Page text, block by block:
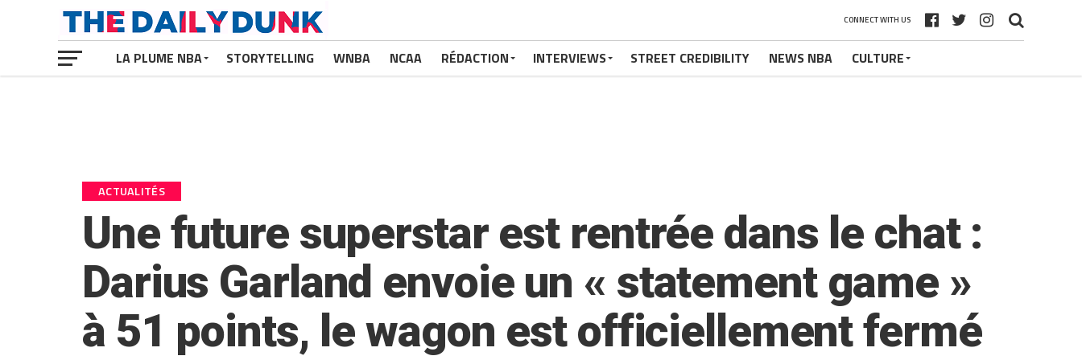
CONNECT WITH US
LA PLUME NBA STORYTELLING WNBA NCAA RÉDACTION INTERVIEWS STREET CREDIBILITY NEWS NBA CULTURE
ACTUALITÉS
Une future superstar est rentrée dans le chat :
Darius Garland envoie un « statement game »
à 51 points, le wagon est officiellement fermé